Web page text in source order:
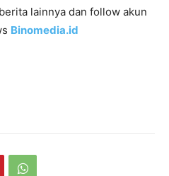
lainnya dan follow akun
Binomedia.id